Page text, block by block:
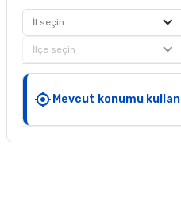
İl seçin
İlçe seçin
Mevcut konumu kullan